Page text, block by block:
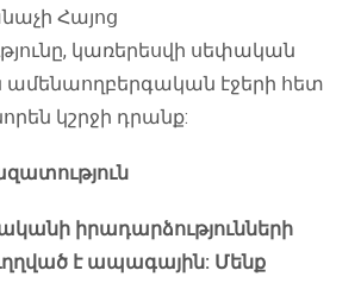
Հայոց
կառերեսվի սեփական
էջերի հետ
կշրջի դրանք:
իրադարձությունների
է ապագային: Մենք